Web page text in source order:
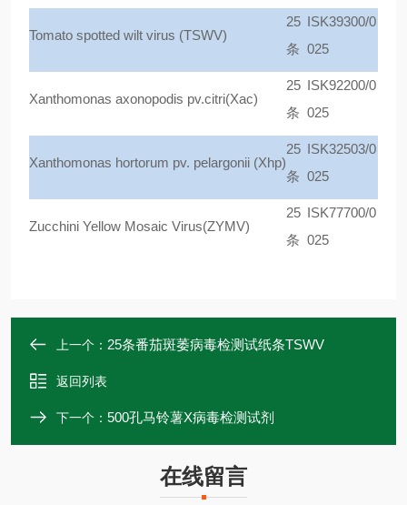
Tomato spotted wilt virus (TSWV)
25
条
ISK39300/0
025
Xanthomonas axonopodis pv.citri(Xac)
25
条
ISK92200/0
025
Xanthomonas hortorum pv. pelargonii (Xhp)
25
条
ISK32503/0
025
Zucchini Yellow Mosaic Virus(ZYMV)
25
条
ISK77700/0
025
上一个： 25条番茄斑萎病毒检测试纸条TSWV
返回列表
下一个： 500孔马铃薯X病毒检测试剂
在线留言